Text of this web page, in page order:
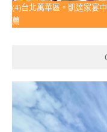
(4)台北萬華區。凱達家宴
薦